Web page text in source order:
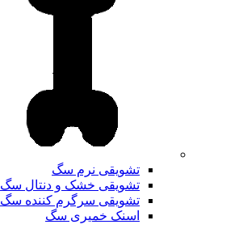
تشویقی نرم سگ
تشویقی خشک و دنتال سگ
تشویقی سرگرم کننده سگ
اسنک خمیری سگ